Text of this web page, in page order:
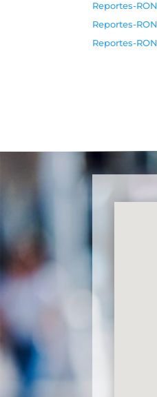
Reportes-
Reportes-
Reportes-